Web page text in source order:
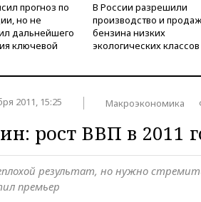
прогноз по
но не
дальнейшего
ключевой
В России разрешили
производство и
бензина низких
экологических классов
2011, 15:25 Макроэкономика
рост ВВП в 2011
результат, но нужно
премьер